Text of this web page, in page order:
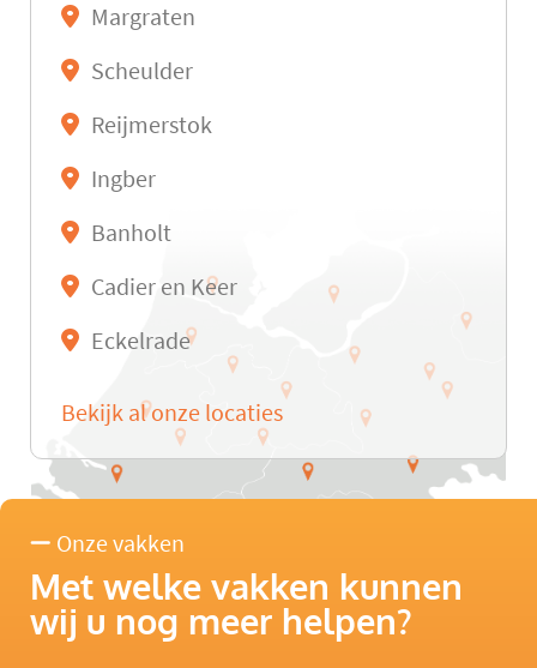
Margraten
Scheulder
Reijmerstok
Ingber
Banholt
Cadier en Keer
Eckelrade
Bekijk al onze locaties
Onze vakken
Met welke vakken kunnen
wij u nog meer helpen?